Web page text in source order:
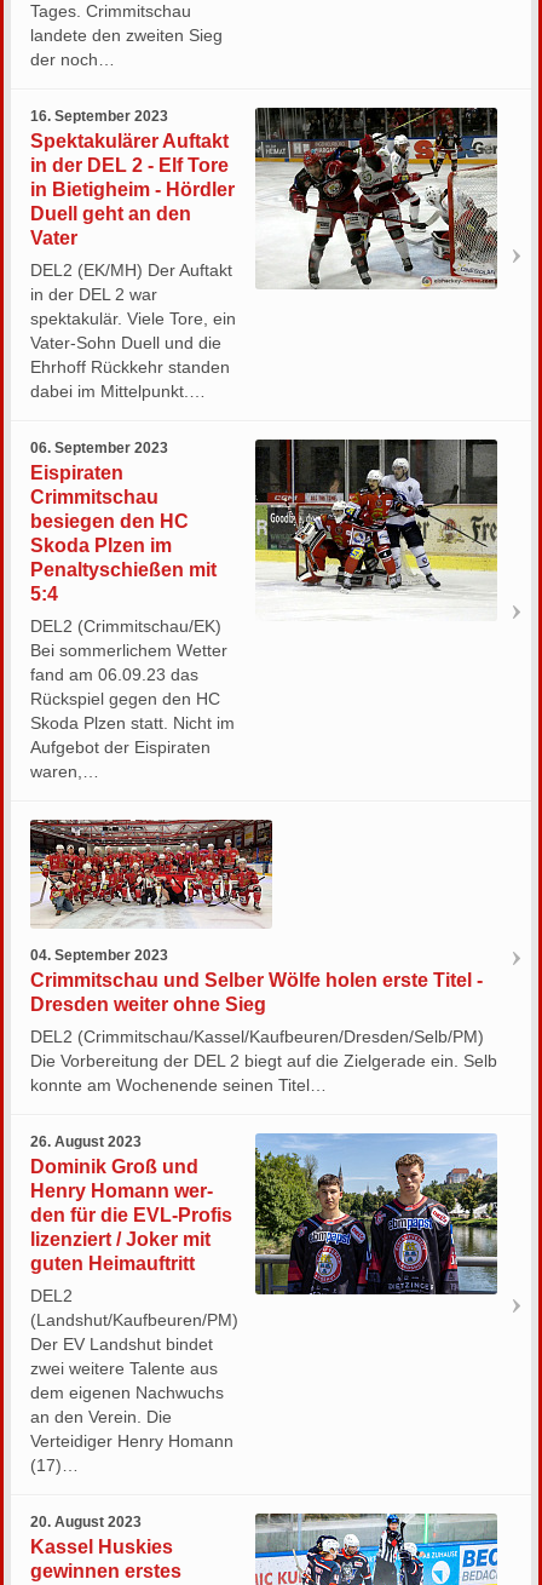
Tages. Crimmitschau
landete den zweiten Sieg
der noch…
16. September 2023
Spektakulärer Auftakt
in der DEL 2 - Elf Tore
in Bietigheim - Hördler
Duell geht an den
Vater
DEL2 (EK/MH) Der Auftakt
in der DEL 2 war
spektakulär. Viele Tore, ein
Vater-Sohn Duell und die
Ehrhoff Rückkehr standen
dabei im Mittelpunkt.…
06. September 2023
Eispiraten
Crimmitschau
besiegen den HC
Skoda Plzen im
Penaltyschießen mit
5:4
DEL2 (Crimmitschau/EK)
Bei sommerlichem Wetter
fand am 06.09.23 das
Rückspiel gegen den HC
Skoda Plzen statt. Nicht im
Aufgebot der Eispiraten
waren,…
04. September 2023
Crimmitschau und Selber Wölfe holen erste Titel -
Dresden weiter ohne Sieg
DEL2 (Crimmitschau/Kassel/Kaufbeuren/Dresden/Selb/PM)
Die Vorbereitung der DEL 2 biegt auf die Zielgerade ein. Selb
konnte am Wochenende seinen Titel…
26. August 2023
Do­mi­nik Groß und
Henry Ho­mann wer­
den für die EVL-Pro­fis
li­zen­ziert / Joker mit
guten Heimauftritt
DEL2
(Landshut/Kaufbeuren/PM)
Der EV Landshut bindet
zwei weitere Talente aus
dem eigenen Nachwuchs
an den Verein. Die
Verteidiger Henry Homann
(17)…
20. August 2023
Kassel Huskies
gewinnen erstes